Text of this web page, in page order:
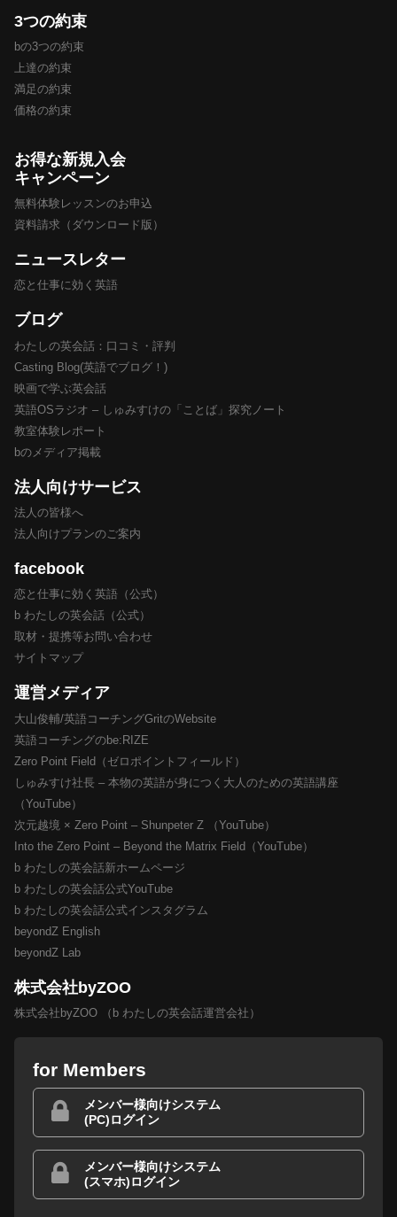
3つの約束
bの3つの約束
上達の約束
満足の約束
価格の約束
お得な新規入会
キャンペーン
無料体験レッスンのお申込
資料請求（ダウンロード版）
ニュースレター
恋と仕事に効く英語
ブログ
わたしの英会話：口コミ・評判
Casting Blog(英語でブログ！)
映画で学ぶ英会話
英語OSラジオ – しゅみすけの「ことば」探究ノート
教室体験レポート
bのメディア掲載
法人向けサービス
法人の皆様へ
法人向けプランのご案内
facebook
恋と仕事に効く英語（公式）
b わたしの英会話（公式）
取材・提携等お問い合わせ
サイトマップ
運営メディア
大山俊輔/英語コーチングGritのWebsite
英語コーチングのbe:RIZE
Zero Point Field（ゼロポイントフィールド）
しゅみすけ社長 – 本物の英語が身につく大人のための英語講座
（YouTube）
次元越境 × Zero Point – Shunpeter Z （YouTube）
Into the Zero Point – Beyond the Matrix Field（YouTube）
b わたしの英会話新ホームページ
b わたしの英会話公式YouTube
b わたしの英会話公式インスタグラム
beyondZ English
beyondZ Lab
株式会社byZOO
株式会社byZOO （b わたしの英会話運営会社）
for Members
メンバー様向けシステム
(PC)ログイン
メンバー様向けシステム
(スマホ)ログイン